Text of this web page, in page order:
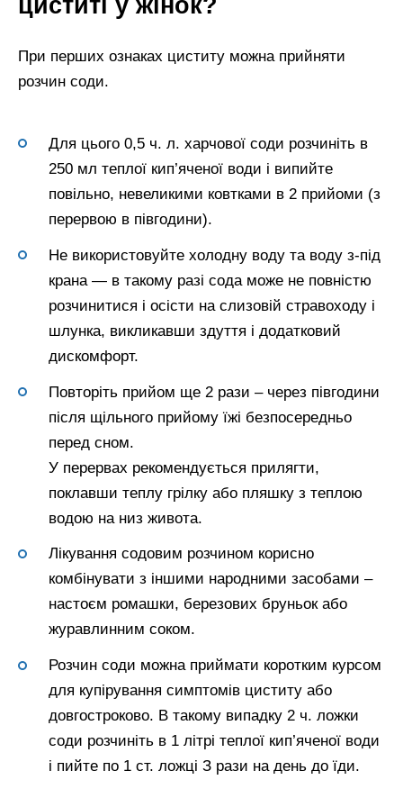
При перших ознаках циститу можна прийняти
розчин соди.
Для цього 0,5 ч. л. харчової соди розчиніть в
250 мл теплої кип’яченої води і випийте
повільно, невеликими ковтками в 2 прийоми (з
перервою в півгодини).
Не використовуйте холодну воду та воду з-під
крана — в такому разі сода може не повністю
розчинитися і осісти на слизовій стравоходу і
шлунка, викликавши здуття і додатковий
дискомфорт.
Повторіть прийом ще 2 рази – через півгодини
після щільного прийому їжі безпосередньо
перед сном.
У перервах рекомендується прилягти,
поклавши теплу грілку або пляшку з теплою
водою на низ живота.
Лікування содовим розчином корисно
комбінувати з іншими народними засобами –
настоєм ромашки, березових бруньок або
журавлинним соком.
Розчин соди можна приймати коротким курсом
для купірування симптомів циститу або
довгостроково. В такому випадку 2 ч. ложки
соди розчиніть в 1 літрі теплої кип’яченої води
і пийте по 1 ст. ложці З рази на день до їди.